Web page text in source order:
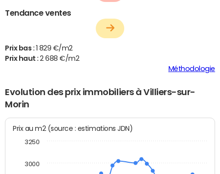
Tendance ventes
Prix bas :
1 829 €/m2
Prix haut :2 688 €/m2
Méthodologie
Evolution des prix immobiliers à Villiers-sur-
Morin
Prix au m2 (source : estimations JDN)
3000
3250